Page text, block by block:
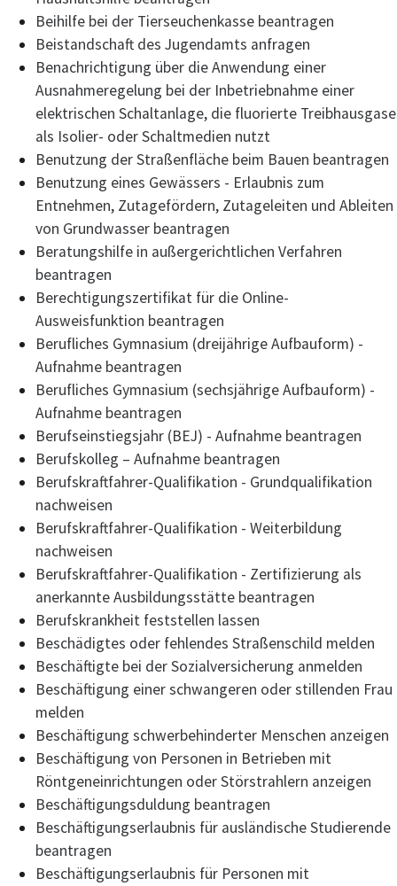
Beihilfe bei der Tierseuchenkasse beantragen
Beistandschaft des Jugendamts anfragen
Benachrichtigung über die Anwendung einer
Ausnahmeregelung bei der Inbetriebnahme einer
elektrischen Schaltanlage, die fluorierte Treibhausgase
als Isolier- oder Schaltmedien nutzt
Benutzung der Straßenfläche beim Bauen beantragen
Benutzung eines Gewässers - Erlaubnis zum
Entnehmen, Zutagefördern, Zutageleiten und Ableiten
von Grundwasser beantragen
Beratungshilfe in außergerichtlichen Verfahren
beantragen
Berechtigungszertifikat für die Online-
Ausweisfunktion beantragen
Berufliches Gymnasium (dreijährige Aufbauform) -
Aufnahme beantragen
Berufliches Gymnasium (sechsjährige Aufbauform) -
Aufnahme beantragen
Berufseinstiegsjahr (BEJ) - Aufnahme beantragen
Berufskolleg – Aufnahme beantragen
Berufskraftfahrer-Qualifikation - Grundqualifikation
nachweisen
Berufskraftfahrer-Qualifikation - Weiterbildung
nachweisen
Berufskraftfahrer-Qualifikation - Zertifizierung als
anerkannte Ausbildungsstätte beantragen
Berufskrankheit feststellen lassen
Beschädigtes oder fehlendes Straßenschild melden
Beschäftigte bei der Sozialversicherung anmelden
Beschäftigung einer schwangeren oder stillenden Frau
melden
Beschäftigung schwerbehinderter Menschen anzeigen
Beschäftigung von Personen in Betrieben mit
Röntgeneinrichtungen oder Störstrahlern anzeigen
Beschäftigungsduldung beantragen
Beschäftigungserlaubnis für ausländische Studierende
beantragen
Beschäftigungserlaubnis für Personen mit